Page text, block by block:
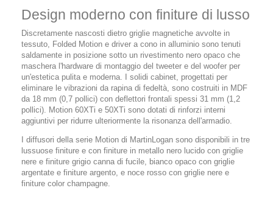
Design moderno con finiture di lusso
Discretamente nascosti dietro griglie magnetiche avvolte in
tessuto, Folded Motion e driver a cono in alluminio sono tenuti
saldamente in posizione sotto un rivestimento nero opaco che
maschera l'hardware di montaggio del tweeter e del woofer per
un'estetica pulita e moderna. I solidi cabinet, progettati per
eliminare le vibrazioni da rapina di fedeltà, sono costruiti in MDF
da 18 mm (0,7 pollici) con deflettori frontali spessi 31 mm (1,2
pollici). Motion 60XTi e 50XTi sono dotati di rinforzi interni
aggiuntivi per ridurre ulteriormente la risonanza dell'armadio.
I diffusori della serie Motion di MartinLogan sono disponibili in tre
lussuose finiture e con finiture in metallo nero lucido con griglie
nere e finiture grigio canna di fucile, bianco opaco con griglie
argentate e finiture argento, e noce rosso con griglie nere e
finiture color champagne.